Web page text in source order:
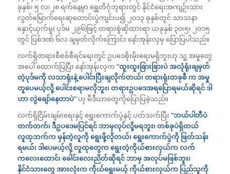
ခုနှစ်၊ ၅ လ၊၂၈ ရက်နေ့မှာ ရွှေတိဂုံဘုရားတွင် နိုင်ငံရေးအကျဉ်းသား
လွတ်မြောက်ရေးဆုတောင်းပွဲကျင်းပ၍ ၂၀၁၃ ခုနှစ်တွင် သာသနာ
နှောင့်ယှက်မှု( ပုဒ်မ ၂၉၆)ဖြင့် တရားစွဲဆိုထားရာ ယခုနှစ် ၃၀၊၅၊ ၂၀၁၅
တွင် ပြစ်ဒဏ် ၆လ ချမှတ်လိုက်ကြောင်း နော်အုန်းလှမှ ပြောပြပါသည်။
လက်ရှိတရားစီစစ်စီရင်ရေးတွင် ဥပဒေစိုးမိုးရေးမရှိဘူးဟု သူ့ အမှုတွေ
အပေါ် ထောက်ပြပြီး နော်အုန်းလှက “ထူးထူးခြားခြားပဲ အလုံရုံးချမှတ်
တဲ့ပုဒ်မကို လသာရုံးနဲ့ ပေါင်းပြီးချလိုက်တယ်၊ တရားရုံးတခုစီ က အမှု
တူပေမယ့်လို့ ပေါင်းစရာမလိုဘူး၊ တရားဥပဒေအရပြောရမယ်ဆိုရင် ဒါ
ဟာ လွဲချော်နေတာပဲ”ဟု မီဒီယာတွေကိုပြောပြခဲ့သည်။
လက်ရှိငြိမ်းချမ်းရေးနှင့် ရွှေးကောက်ပွဲနှင့် ပတ်သက်ပြီး “ဘယ်ပါတီပဲ
တက်တက်၊ ဒီဥပဒေမပြင်ရင် ဘာမှလုပ်လို့မရဘူး၊ တစ်ခုပဲရှိတယ်
လူထုဘက်က မှန်တဲ့လူကို ရွေးဖို့လိုတယ်၊ ရွေးကောက်ပွဲကို ဖြတ်သန်း
ရမယ်၊ ဒါပေမယ့်လို့ လူထုတွေက ရွေးတဲ့ကိုယ်စားလှယ်က လက်
ကလေးထောင်၊ ခေါင်းလေးညိတ်ဆိုရင် ဘာမှ အလုပ်မဖြစ်ဘူး၊
နိုင်ငံသားတွေ အားလုံးက ကိုယ်ရွေးမယ့် ကိုယ်စားလှယ်က ပြည်သူကို